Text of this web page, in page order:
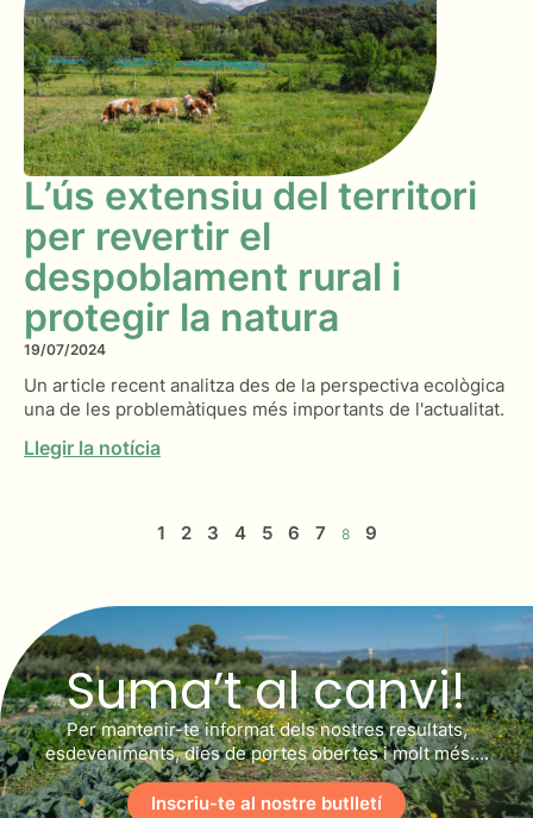
L’ús extensiu del territori
per revertir el
despoblament rural i
protegir la natura
19/07/2024
Un article recent analitza des de la perspectiva ecològica
una de les problemàtiques més importants de l'actualitat.
Llegir la notícia
1 2 3 4 5 6 7 8 9
Suma’t al canvi!
Per mantenir-te informat dels nostres resultats,
esdeveniments, dies de portes obertes i molt més….
Inscriu-te al nostre butlletí